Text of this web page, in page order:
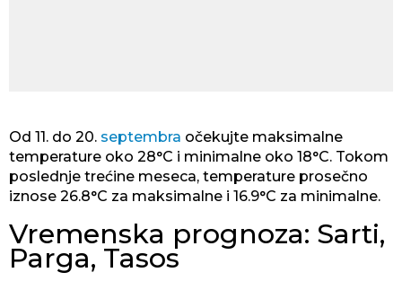
Od 11. do 20. septembra očekujte maksimalne
temperature oko 28°C i minimalne oko 18°C. Tokom
poslednje trećine meseca, temperature prosečno
iznose 26.8°C za maksimalne i 16.9°C za minimalne.
Vremenska prognoza: Sarti,
Parga, Tasos